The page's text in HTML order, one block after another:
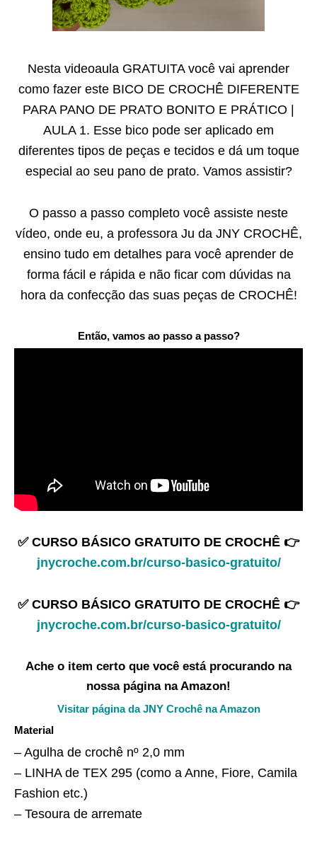
Nesta videoaula GRATUITA você vai aprender
como fazer este BICO DE CROCHÊ DIFERENTE
PARA PANO DE PRATO BONITO E PRÁTICO |
AULA 1. Esse bico pode ser aplicado em
diferentes tipos de peças e tecidos e dá um toque
especial ao seu pano de prato. Vamos assistir?
O passo a passo completo você assiste neste
vídeo, onde eu, a professora Ju da JNY CROCHÊ,
ensino tudo em detalhes para você aprender de
forma fácil e rápida e não ficar com dúvidas na
hora da confecção das suas peças de CROCHÊ!
Então, vamos ao passo a passo?
✅ CURSO BÁSICO GRATUITO DE CROCHÊ 👉
jnycroche.com.br/curso-basico-gratuito/
✅ CURSO BÁSICO GRATUITO DE CROCHÊ 👉
jnycroche.com.br/curso-basico-gratuito/
Ache o item certo que você está procurando na
nossa página na Amazon!
Visitar página da JNY Crochê na Amazon
Material
– Agulha de crochê nº 2,0 mm
– LINHA de TEX 295 (como a Anne, Fiore, Camila
Fashion etc.)
– Tesoura de arremate